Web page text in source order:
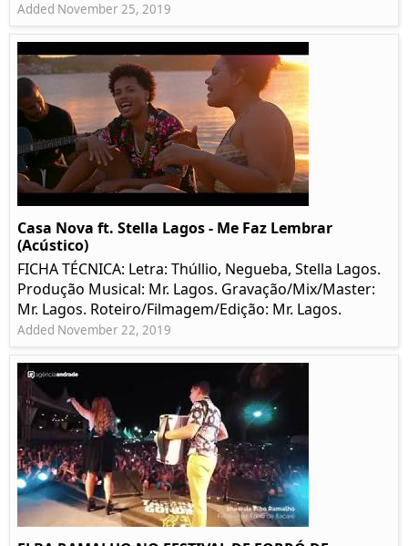
Added November 25, 2019
Casa Nova ft. Stella Lagos - Me Faz Lembrar
(Acústico)
FICHA TÉCNICA: Letra: Thúllio, Negueba, Stella Lagos.
Produção Musical: Mr. Lagos. Gravação/Mix/Master:
Mr. Lagos. Roteiro/Filmagem/Edição: Mr. Lagos.
Added November 22, 2019